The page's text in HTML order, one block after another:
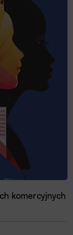
komercyjnych